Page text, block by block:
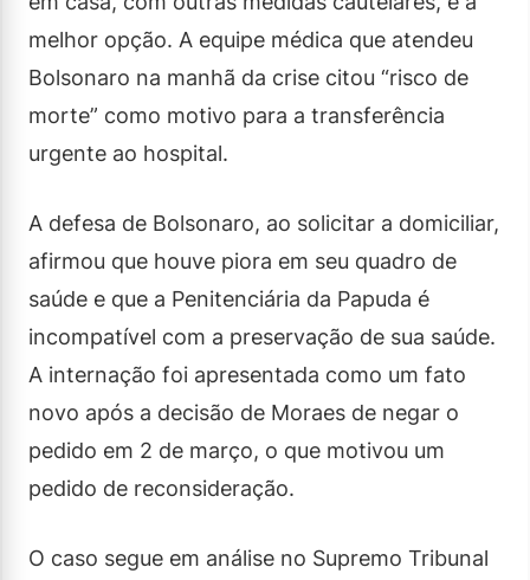
melhor opção. A equipe médica que atendeu
Bolsonaro na manhã da crise citou “risco de
morte” como motivo para a transferência
urgente ao hospital.
A defesa de Bolsonaro, ao solicitar a domiciliar,
afirmou que houve piora em seu quadro de
saúde e que a Penitenciária da Papuda é
incompatível com a preservação de sua saúde.
A internação foi apresentada como um fato
novo após a decisão de Moraes de negar o
pedido em 2 de março, o que motivou um
pedido de reconsideração.
O caso segue em análise no Supremo Tribunal